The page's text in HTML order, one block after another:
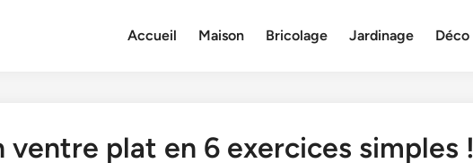
Accueil Maison Bricolage Jardinage Déco
ventre plat en 6 exercices simples !